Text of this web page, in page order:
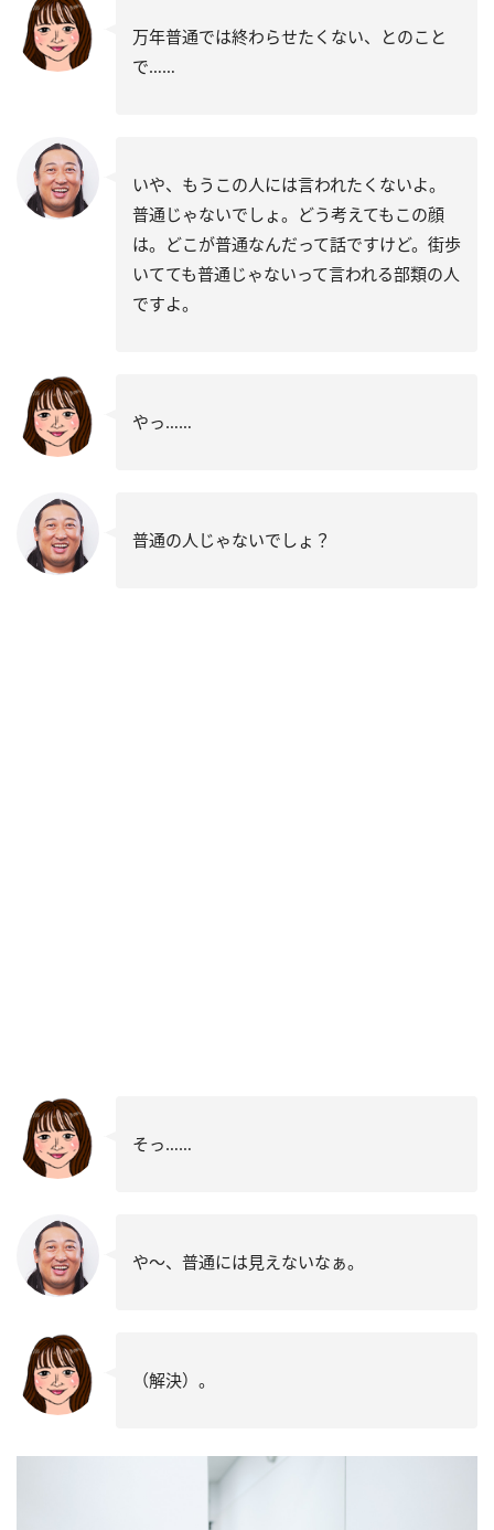
万年普通では終わらせたくない、とのこと
で……
いや、もうこの人には言われたくないよ。
普通じゃないでしょ。どう考えてもこの顔
は。どこが普通なんだって話ですけど。街歩
いてても普通じゃないって言われる部類の人
ですよ。
やっ……
普通の人じゃないでしょ？
そっ……
や～、普通には見えないなぁ。
（解決）。